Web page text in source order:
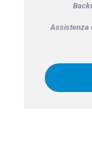
Assistenza